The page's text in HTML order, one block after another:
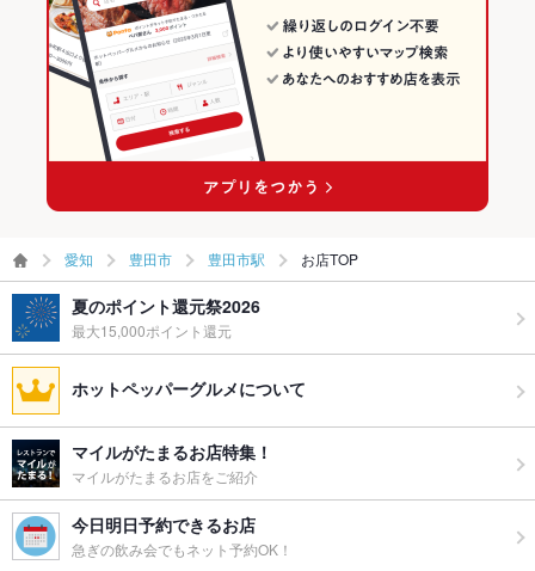
カクテル充実、焼酎充実、日本酒充実、ワイン充実
お子様連れ
お子様連れOK ：テーブル席などゆったりしたお席のご用意し
ておりますので、安心してご利用頂けます。
-
https://www.kinzanonrain.co.jp/
豊田市駅 × 和食
豊田市駅 × 焼き鳥・鶏料理
愛知 × 焼き鳥・鶏料理
愛知 豊田市 豊田市駅 お店TOP
夏のポイント還元祭2026
最大15,000ポイント還元
ホットペッパーグルメについて
マイルがたまるお店特集！
マイルがたまるお店をご紹介
今日明日予約できるお店
急ぎの飲み会でもネット予約OK！